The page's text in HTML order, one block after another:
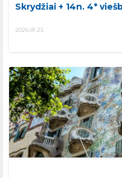
Skrydžiai + 14n. 4*
2026-01-25